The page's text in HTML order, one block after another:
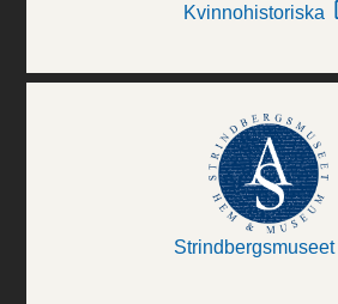
Kvinnohistoriska
Strindbergsmuseet